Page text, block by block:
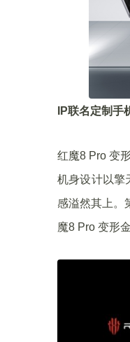
IP联名定制
红魔8 Pro 变
机身设计以擎
感溢然其上。
魔8 Pro 变形